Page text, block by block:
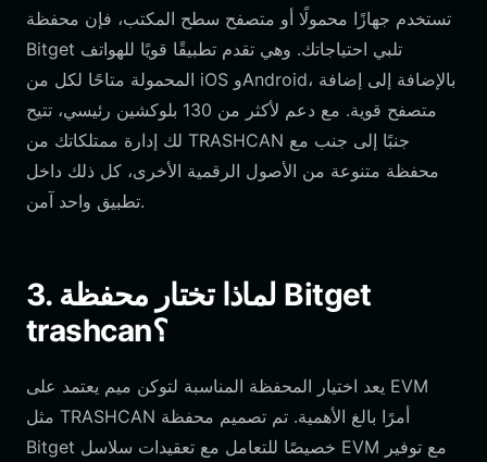
تستخدم جهازًا محمولًا أو متصفح سطح المكتب، فإن محفظة
Bitget تلبي احتياجاتك. وهي تقدم تطبيقًا قويًا للهواتف
المحمولة متاحًا لكل من iOS وAndroid، بالإضافة إلى إضافة
متصفح قوية. مع دعم لأكثر من 130 بلوكشين رئيسي، تتيح
لك إدارة ممتلكاتك من TRASHCAN جنبًا إلى جنب مع
محفظة متنوعة من الأصول الرقمية الأخرى، كل ذلك داخل
تطبيق واحد آمن.
3. لماذا تختار محفظة Bitget
trashcan؟
يعد اختيار المحفظة المناسبة لتوكن ميم يعتمد على EVM
مثل TRASHCAN أمرًا بالغ الأهمية. تم تصميم محفظة
Bitget خصيصًا للتعامل مع تعقيدات سلاسل EVM مع توفير